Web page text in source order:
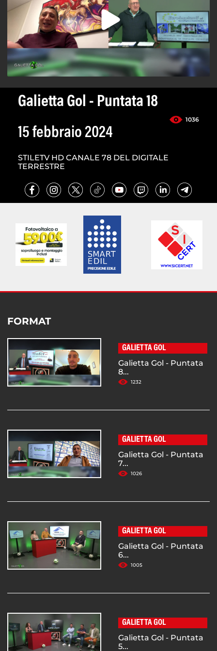
Galietta Gol - Puntata 18
1036
15 febbraio 2024
STILETV HD CANALE 78 DEL DIGITALE
TERRESTRE
FORMAT
GALIETTA GOL
Galietta Gol - Puntata
8...
1232
GALIETTA GOL
Galietta Gol - Puntata
7...
1026
GALIETTA GOL
Galietta Gol - Puntata
6...
1005
GALIETTA GOL
Galietta Gol - Puntata
5...